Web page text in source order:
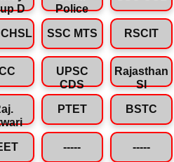
D
Police
SSC MTS RSCIT
UPSC
CDS
Rajasthan
SI
PTET BSTC
----- -----